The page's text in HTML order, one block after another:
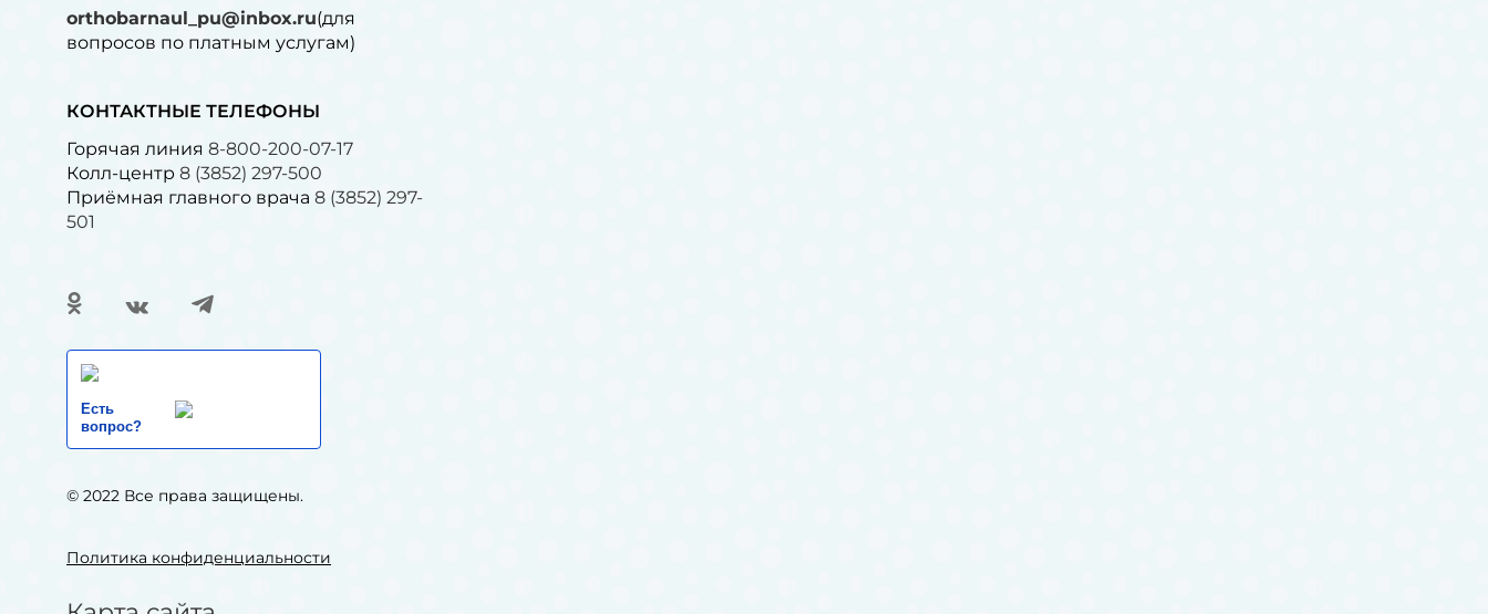
orthobarnaul_pu@inbox.ru(для
вопросов по платным услугам)⁠
КОНТАКТНЫЕ ТЕЛЕФОНЫ
Горячая линия 8-800-200-07-17
Колл-центр 8 (3852) 297-500
Приёмная главного врача 8 (3852) 297-
501
Есть
вопрос?
© 2022 Все права защищены.
Политика конфиденциальности